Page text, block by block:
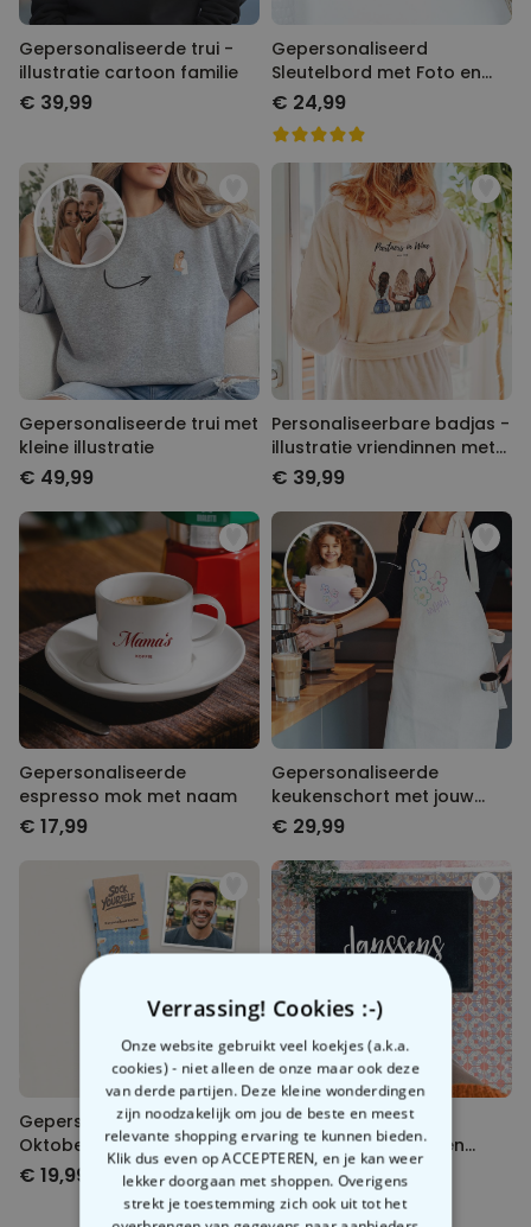
Gepersonaliseerde trui -
illustratie cartoon familie
€ 39,99
Gepersonaliseerd
Sleutelbord met Foto en
Tekst
€ 24,99
Gepersonaliseerde trui met
kleine illustratie
€ 49,99
Personaliseerbare badjas -
illustratie vriendinnen met
tekst
€ 39,99
Gepersonaliseerde
espresso mok met naam
€ 17,99
Gepersonaliseerde
keukenschort met jouw
tekening
€ 29,99
Gepersonaliseerde
Oktoberfest Sokken
€ 19,99
Gepersonaliseerde
Deurmat met Tekst en
Naam
€ 34,99
Verrassing! Cookies :-)
Onze website gebruikt veel koekjes (a.k.a.
cookies) - niet alleen de onze maar ook deze
van derde partijen. Deze kleine wonderdingen
zijn noodzakelijk om jou de beste en meest
relevante shopping ervaring te kunnen bieden.
Klik dus even op ACCEPTEREN, en je kan weer
lekker doorgaan met shoppen. Overigens
strekt je toestemming zich ook uit tot het